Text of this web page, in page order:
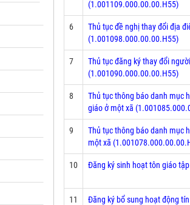
(1.001109.000.00.00.H55)
6
Thủ tục đề nghị thay đổi địa
(1.001098.000.00.00.H55)
7
Thủ tục đăng ký thay đổi
(1.001090.000.00.00.H55)
8
Thủ tục thông báo danh mục
giáo ở một xã
9
Thủ tục thông báo danh mục
một xã
10 Đăng ký sinh hoạt tôn giáo
11 Đăng ký bổ sung hoạt động